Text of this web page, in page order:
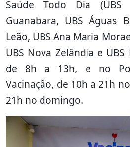
Saúde Todo Dia (UBS
Guanabara, UBS Águas
Leão, UBS Ana Maria
UBS Nova Zelândia e
de 8h a 13h, e no
Vacinação, de 10h a 21h
21h no domingo.